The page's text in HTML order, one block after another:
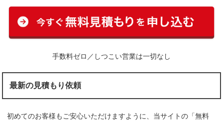
手数料ゼロ／しつこい営業は一切なし
最新の見積もり依頼
初めてのお客様もご安心いただけますように、当サイトの「無料